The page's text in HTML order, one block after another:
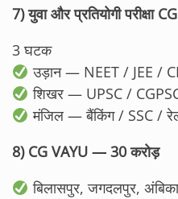
7) युवा और प्रतियोगी परीक्षा
3 घटक
उड़ान — NEET / JEE /
शिखर — UPSC /
मंजिल — बैंकिंग / SSC /
8) CG VAYU — 30 करोड़
बिलासपुर, जगदलपुर,